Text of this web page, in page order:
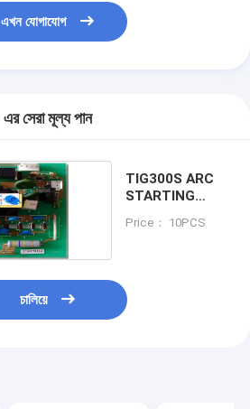
এখন যোগাযোগ
এর সেরা মূল্য পান
TIG300S ARC
STARTING
Price： 10PCS
চালিয়ে